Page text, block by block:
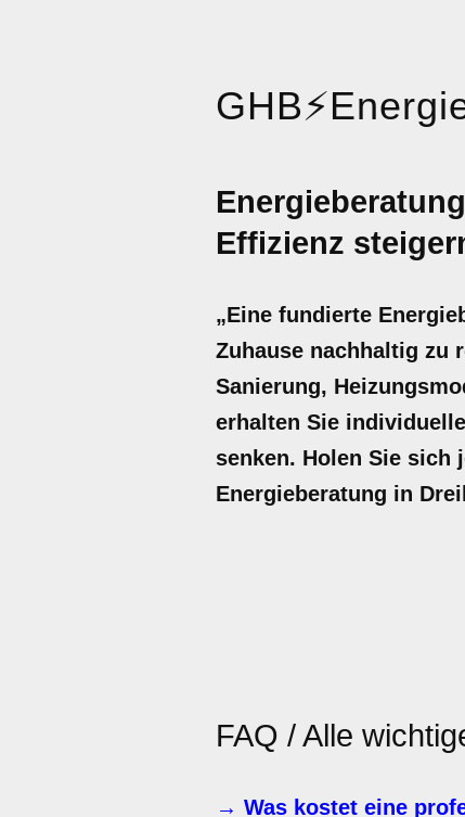
GHB⚡
Effizienz
„Eine fundierte
Zuhause nachhaltig zu
Sanierung,
erhalten Sie
senken. Holen Sie sich
Energieberatung in
FAQ / Alle
→ Was kostet eine